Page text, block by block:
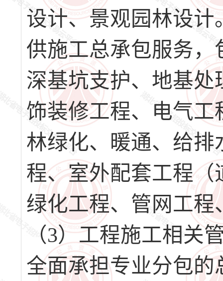
设计、景观园林设
供施工总承包服务
深基坑支护、地基
饰装修工程、电气
林绿化、暖通、给
程、室外配套工程
绿化工程、管网工
（3）工程施工相关
全面承担专业分包